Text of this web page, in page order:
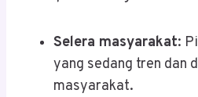
Selera masyarakat:
yang sedang tren dan
masyarakat.